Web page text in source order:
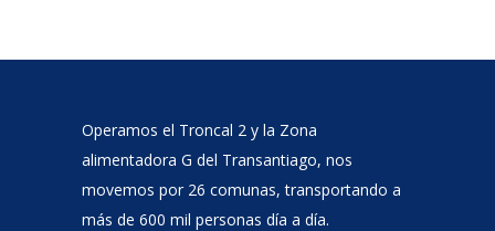
Operamos el Troncal 2 y la Zona
alimentadora G del Transantiago, nos
movemos por 26 comunas, transportando a
más de 600 mil personas día a día.